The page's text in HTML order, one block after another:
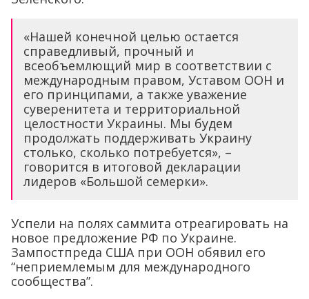
«Нашей конечной целью остается
справедливый, прочный и
всеобъемлющий мир в соответствии с
международным правом, Уставом ООН и
его принципами, а также уважение
суверенитета и территориальной
целостности Украины. Мы будем
продолжать поддерживать Украину
столько, сколько потребуется», –
говорится в итоговой декларации
лидеров «Большой семерки».
Успели на полях саммита отреагировать на
новое предложение РФ по Украине.
Зампостпреда США при ООН обявил его
“неприемлемым для международного
сообщества”.